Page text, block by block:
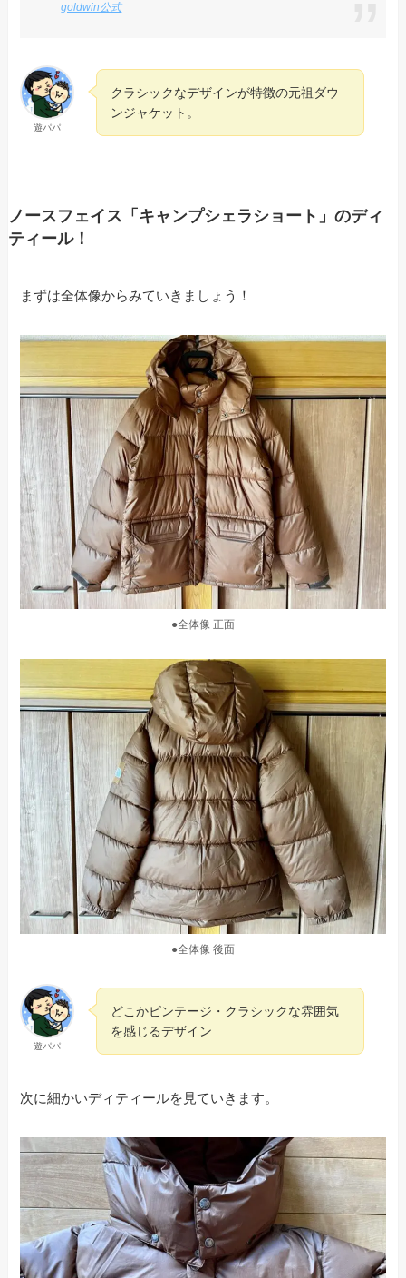
goldwin公式
遊パパ
クラシックなデザインが特徴の元祖ダウ
ンジャケット。
ノースフェイス「キャンプシェラショート」のディ
ティール！
まずは全体像からみていきましょう！
●全体像 正面
●全体像 後面
遊パパ
どこかビンテージ・クラシックな雰囲気
を感じるデザイン
次に細かいディティールを見ていきます。